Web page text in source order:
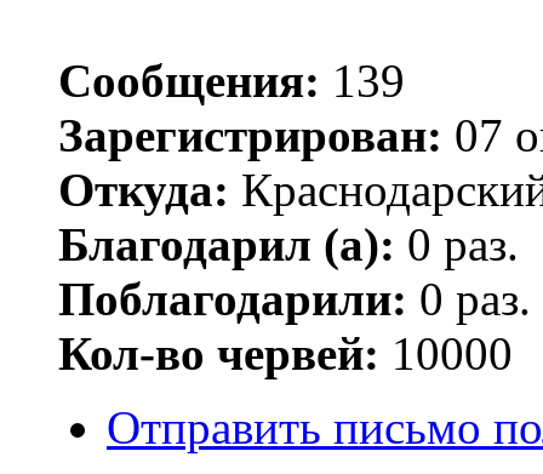
Сообщения: 139
Зарегистрирован: 07
Откуда:
Благодарил (а): 0 раз.
Поблагодарили: 0 раз.
Кол-во червей: 10000
Отправить письмо